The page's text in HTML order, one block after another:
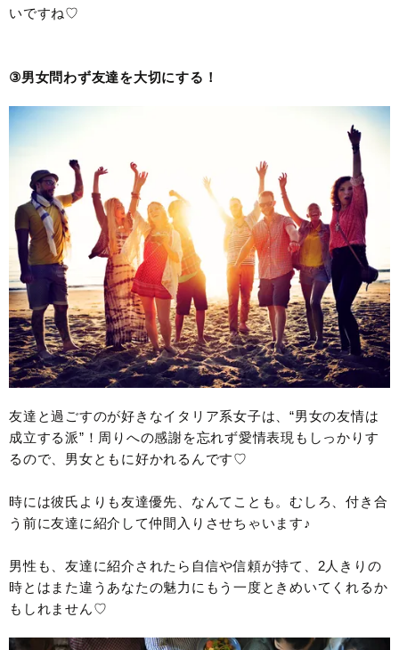
いですね♡
③男女問わず友達を大切にする！
友達と過ごすのが好きなイタリア系女子は、“男女の友情は
成立する派”！周りへの感謝を忘れず愛情表現もしっかりす
るので、男女ともに好かれるんです♡
時には彼氏よりも友達優先、なんてことも。むしろ、付き合
う前に友達に紹介して仲間入りさせちゃいます♪
男性も、友達に紹介されたら自信や信頼が持て、2人きりの
時とはまた違うあなたの魅力にもう一度ときめいてくれるか
もしれません♡